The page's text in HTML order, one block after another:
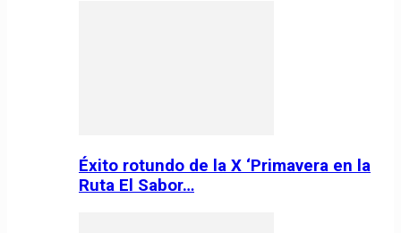
Éxito rotundo de la X ‘Primavera en la
Ruta El Sabor…